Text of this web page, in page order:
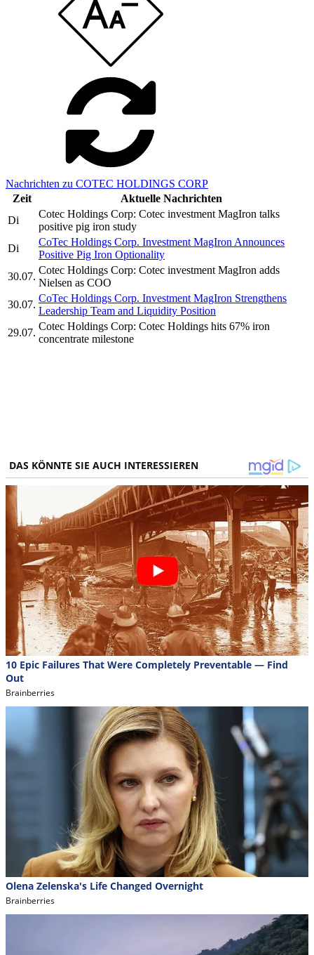
Nachrichten zu COTEC HOLDINGS CORP
Zeit
Aktuelle Nachrichten
Di
Cotec Holdings Corp: Cotec investment MagIron talks
positive pig iron study
Di
CoTec Holdings Corp. Investment MagIron Announces
Positive Pig Iron Optionality
30.07.
Cotec Holdings Corp: Cotec investment MagIron adds
Nielsen as COO
30.07.
CoTec Holdings Corp. Investment MagIron Strengthens
Leadership Team and Liquidity Position
29.07.
Cotec Holdings Corp: Cotec Holdings hits 67% iron
concentrate milestone